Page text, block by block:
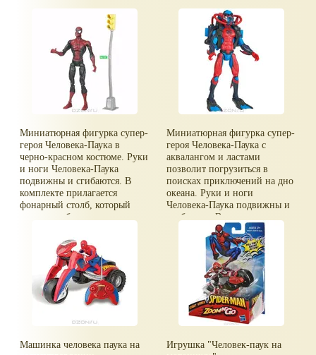
карабина на цепочке.
Миниатюрная фигурка супер-
героя Человека-Паука в
черно-красном костюме. Руки
и ноги Человека-Паука
подвижны и сгибаются. В
комплекте прилагается
фонарный столб, который
можно сгибать под углом.
Миниатюрная фигурка супер-
героя Человека-Паука с
аквалангом и ластами
позволит погрузиться в
поисках приключений на дно
океана. Руки и ноги
Человека-Паука подвижны и
сгибаются. В комплекте
прилагается акваланг и пара
Машинка человека паука на
Игрушка "Человек-паук на